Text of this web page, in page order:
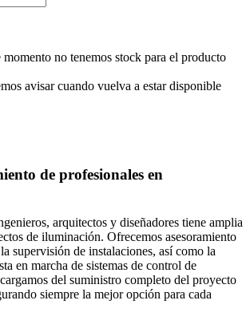
momento no tenemos stock para el producto
avisar cuando vuelva a estar disponible
de profesionales en
arquitectos y diseñadores tiene amplia
de iluminación. Ofrecemos asesoramiento
supervisión de instalaciones, así como la
en marcha de sistemas de control de
del suministro completo del proyecto
siempre la mejor opción para cada